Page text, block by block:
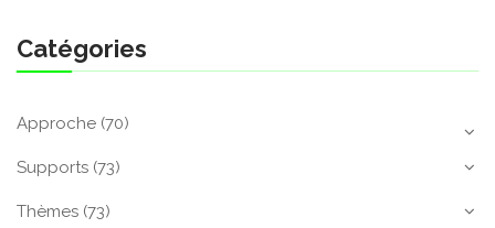
Catégories
Approche (70)
Supports (73)
Thèmes (73)